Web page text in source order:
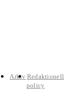
Arkiv Redaktionell
policy